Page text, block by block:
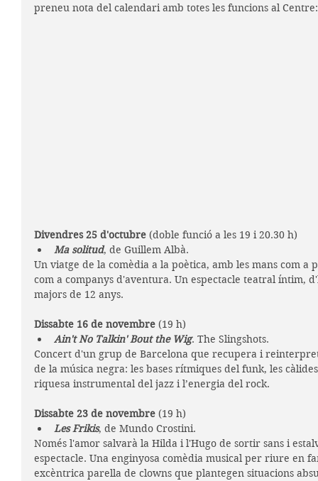
preneu nota del calendari amb totes les funcions al Centre:
Divendres 25 d'octubre (doble funció a les 19 i 20.30 h)
Ma solitud, de Guillem Albà.
Un viatge de la comèdia a la poètica, amb les mans com
com a companys d'aventura. Un espectacle teatral íntim,
majors de 12 anys.
Dissabte 16 de novembre (19 h)
Ain't No Talkin' Bout the Wig. The Slingshots.
Concert d'un grup de Barcelona que recupera i
de la música negra: les bases rítmiques del funk, les
riquesa instrumental del jazz i l’energia del rock.
Dissabte 23 de novembre (19 h)
Les Frikis, de Mundo Crostini.
Només l'amor salvarà la Hilda i l'Hugo de sortir sans i
espectacle. Una enginyosa comèdia musical per riure en
excèntrica parella de clowns que plantegen situacions